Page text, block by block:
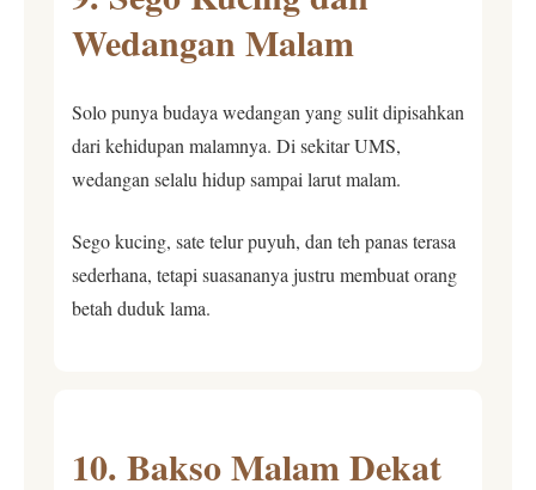
Wedangan Malam
Solo punya budaya wedangan yang sulit dipisahkan
dari kehidupan malamnya. Di sekitar UMS,
wedangan selalu hidup sampai larut malam.
Sego kucing, sate telur puyuh, dan teh panas terasa
sederhana, tetapi suasananya justru membuat orang
betah duduk lama.
10. Bakso Malam Dekat